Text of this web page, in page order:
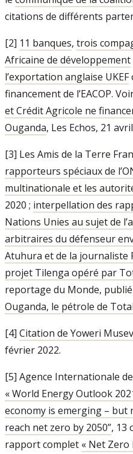
citations de différents
[2] 11 banques, trois
Africaine de développement
l’exportation anglaise UKEF
financement de l’EACOP.
et Crédit Agricole ne
Ouganda, Les Echos, 21
[3] Les Amis de la Terre
rapporteurs spéciaux de
multinationale et les
2020 ; interpellation des
Nations Unies au sujet de
arbitraires du défenseur
Atuhura et de la journaliste
projet Tilenga opéré par
reportage du Monde,
Ouganda, le pétrole de
[4] Citation de Yoweri
février 2022.
[5] Agence Internationale
« World Energy Outlook
economy is emerging – but
reach net zero by 2050”, 13
rapport complet « Net Zero